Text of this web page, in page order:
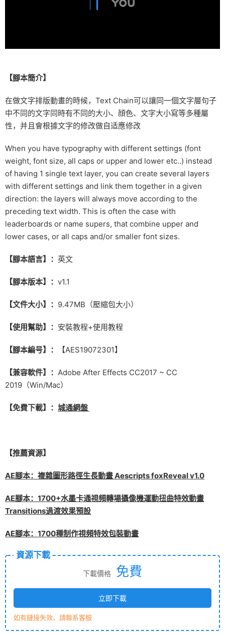
【腳本簡介】
在做文字排版動畫的時候，Text Chain可以讓同一個文字層句子
中不同的文字同時有不同的大小、顔色、文字大小寫等多種屬
性，并且會根據文字的修改做自适應修改
When you have typography with different settings (font
weight, font size, all caps or upper and lower etc..) instead
of having 1 single text layer, you can create several layers
with different settings and link them together in a given
direction: the layers will always move according to the
preceding text width. This is often the case with
leaderboards or name supers, that combine upper and
lower cases, or all caps and/or smaller font sizes.
【腳本語言】： 英文
【腳本版本】： v1.1
【文件大小】： 9.47MB（壓縮包大小）
【使用幫助】： 安裝教程+使用教程
【腳本編号】： 【AES19072301】
【兼容軟件】： Adobe After Effects CC2017 ~ CC
2019（Win/Mac）
【免費下載】： 城通網盤
【推薦資源】
AE腳本：複雜圖形路徑生長動畫 Aescripts foxReveal v1.0
AE腳本：1700+水墨卡通視頻轉場攝像機運動扭曲特效動畫
Transitions過渡效果預設
AE腳本：1700種制作視頻特效包裝動畫
資源下載
下載價格 免費
立即下載
如有鏈接失效，請聯系客服